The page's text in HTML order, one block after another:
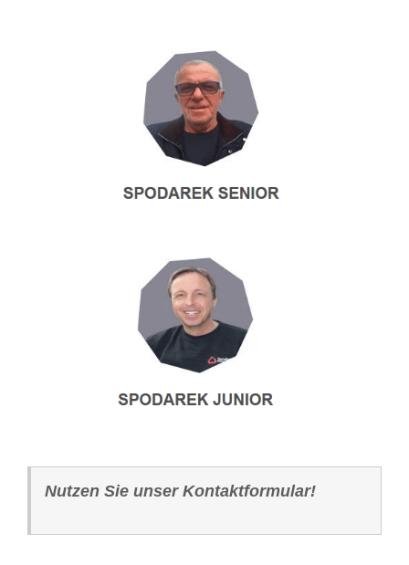
Nutzen Sie unser Kontaktformular!